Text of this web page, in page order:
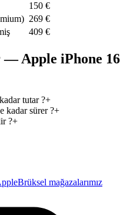
150 €
269 €
409 €
— Apple iPhone 16
tutar ?+
kadar sürer ?+
?+
Brüksel mağazalarımız